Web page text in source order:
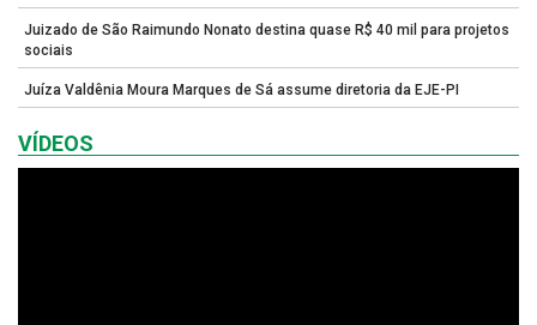
Juizado de São Raimundo Nonato destina quase R$ 40 mil para projetos
sociais
Juíza Valdênia Moura Marques de Sá assume diretoria da EJE-PI
VÍDEOS